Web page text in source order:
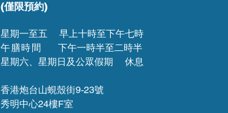
(僅限預約)
星期一至五 早上十時至下午七時
午膳時間
下午一時半至二時半
星期六、星期日及公眾假期 休息
香港炮台山蜆殼街9-23號
秀明中心24樓F室